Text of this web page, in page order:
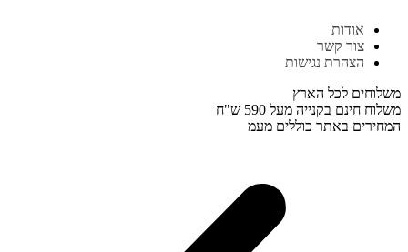
לתוכן
אודות
צור קשר
הצהרת נגישות
משלוחים לכל הארץ
משלוח חינם בקנייה מעל 590 ש"ח
המחירים באתר כוללים מעמ